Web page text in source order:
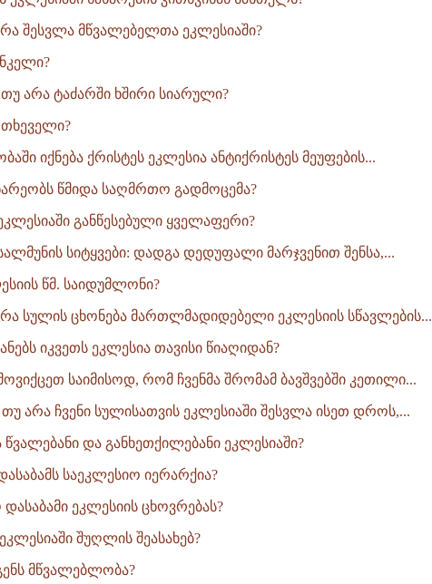
შესვლა მწვალებელთა ეკლესიაში?
თუ არა ტაძარში ხშირი სიარული?
იქნება ქრისტეს ეკლესია ანტიქრისტეს მეუფების...
წმიდა საღმრთო გადმოცემა?
განწესებული ყველაფერი?
სიტყვები: დადგა დედუფალი მარჯვენით შენსა,...
წმ. საიდუმლონი?
სულის ცხონება მართლმადიდებელი ეკლესიის სწავლების...
იკვეთს ეკლესია თავისი წიაღიდან?
საიმისოდ, რომ ჩვენმა შრომამ ბავშვებში კეთილი...
არა ჩვენი სულისათვის ეკლესიაში შესვლა ისეთ დროს,...
წვალებანი და განხეთქილებანი ეკლესიაში?
საეკლესიო იერარქია?
ეკლესიის ცხოვრებას?
შუღლის შეასახებ?
მწვალებლობა?